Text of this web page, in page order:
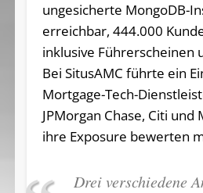
ungesicherte MongoDB-
erreichbar, 444.000
inklusive Führerscheinen
Bei SitusAMC führte ein
Mortgage-Tech-
JPMorgan Chase, Citi und
ihre Exposure bewerten
Drei verschiedene